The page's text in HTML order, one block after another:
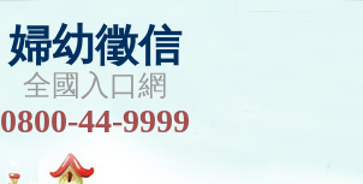
婦幼徵信
全國入口網
0800-44-9999